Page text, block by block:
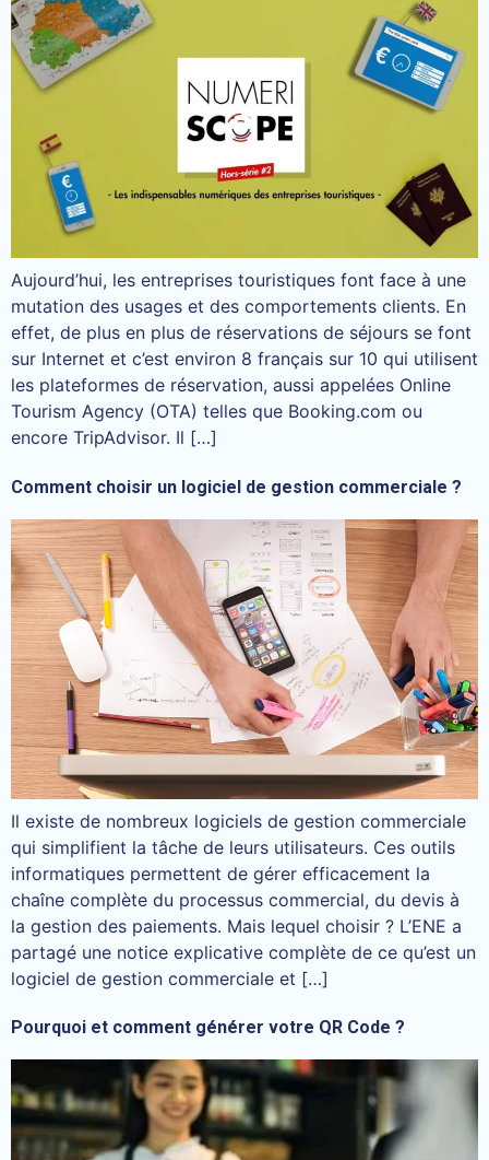
Aujourd’hui, les entreprises touristiques font face à une
mutation des usages et des comportements clients. En
effet, de plus en plus de réservations de séjours se font
sur Internet et c’est environ 8 français sur 10 qui utilisent
les plateformes de réservation, aussi appelées Online
Tourism Agency (OTA) telles que Booking.com ou
encore TripAdvisor. Il […]
Comment choisir un logiciel de gestion commerciale ?
Il existe de nombreux logiciels de gestion commerciale
qui simplifient la tâche de leurs utilisateurs. Ces outils
informatiques permettent de gérer efficacement la
chaîne complète du processus commercial, du devis à
la gestion des paiements. Mais lequel choisir ? L’ENE a
partagé une notice explicative complète de ce qu’est un
logiciel de gestion commerciale et […]
Pourquoi et comment générer votre QR Code ?